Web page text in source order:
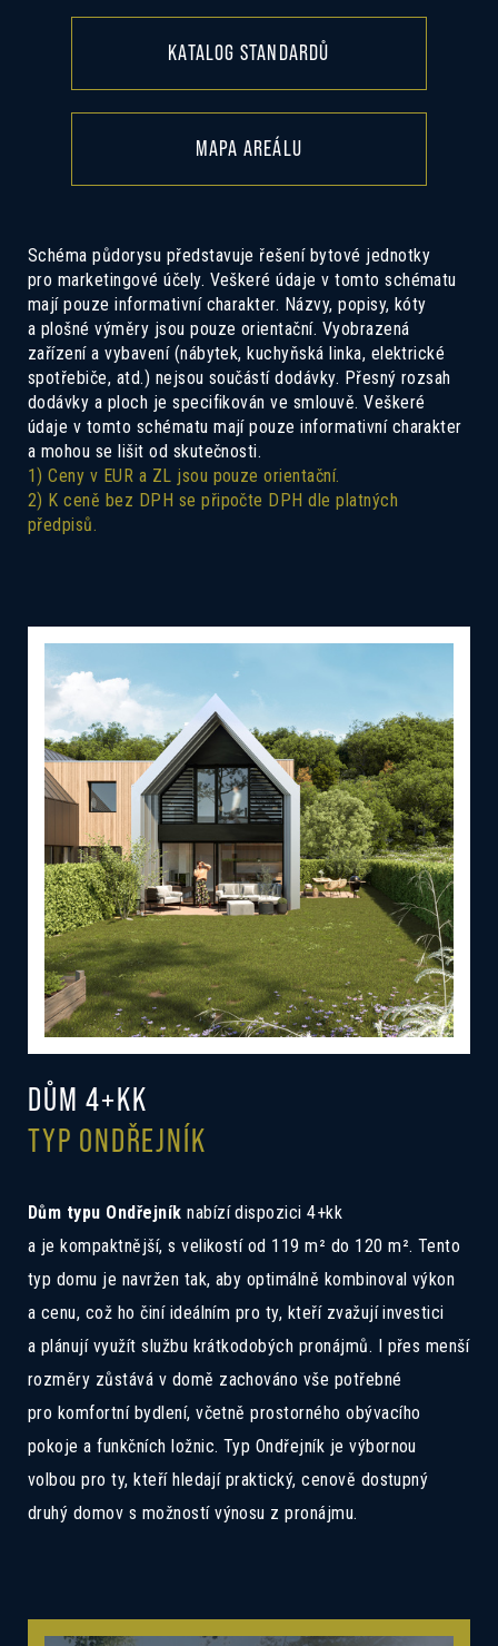
KATALOG STANDARDŮ
MAPA AREÁLU
Schéma půdorysu představuje řešení bytové jednotky
pro marketingové účely. Veškeré údaje v tomto schématu
mají pouze informativní charakter. Názvy, popisy, kóty
a plošné výměry jsou pouze orientační. Vyobrazená
zařízení a vybavení (nábytek, kuchyňská linka, elektrické
spotřebiče, atd.) nejsou součástí dodávky. Přesný rozsah
dodávky a ploch je specifikován ve smlouvě. Veškeré
údaje v tomto schématu mají pouze informativní charakter
a mohou se lišit od skutečnosti.
1) Ceny v EUR a ZL jsou pouze orientační.
2) K ceně bez DPH se připočte DPH dle platných
předpisů.
DŮM 4+KK
TYP ONDŘEJNÍK
Dům typu Ondřejník nabízí dispozici 4+kk
a je kompaktnější, s velikostí od 119 m² do 120 m². Tento
typ domu je navržen tak, aby optimálně kombinoval výkon
a cenu, což ho činí ideálním pro ty, kteří zvažují investici
a plánují využít službu krátkodobých pronájmů. I přes menší
rozměry zůstává v domě zachováno vše potřebné
pro komfortní bydlení, včetně prostorného obývacího
pokoje a funkčních ložnic. Typ Ondřejník je výbornou
volbou pro ty, kteří hledají praktický, cenově dostupný
druhý domov s možností výnosu z pronájmu.